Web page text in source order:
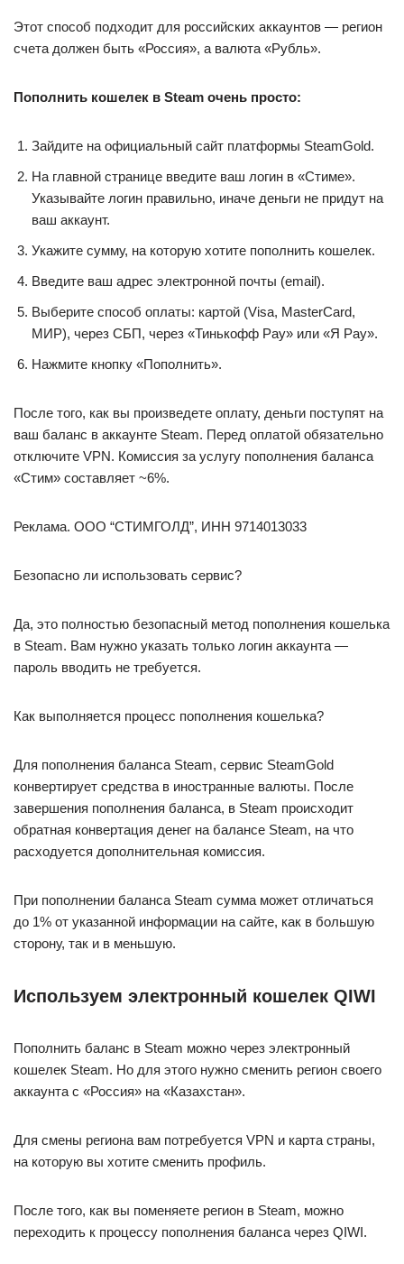
Этот способ подходит для российских аккаунтов — регион
счета должен быть «Россия», а валюта «Рубль».
Пополнить кошелек в Steam очень просто:
Зайдите на официальный сайт платформы SteamGold.
На главной странице введите ваш логин в «Стиме».
Указывайте логин правильно, иначе деньги не придут на
ваш аккаунт.
Укажите сумму, на которую хотите пополнить кошелек.
Введите ваш адрес электронной почты (email).
Выберите способ оплаты: картой (Visa, MasterCard,
МИР), через СБП, через «Тинькофф Pay» или «Я Pay».
Нажмите кнопку «Пополнить».
После того, как вы произведете оплату, деньги поступят на
ваш баланс в аккаунте Steam. Перед оплатой обязательно
отключите VPN. Комиссия за услугу пополнения баланса
«Стим» составляет ~6%.
Реклама. ООО “СТИМГОЛД”, ИНН 9714013033
Безопасно ли использовать сервис?
Да, это полностью безопасный метод пополнения кошелька
в Steam. Вам нужно указать только логин аккаунта —
пароль вводить не требуется.
Как выполняется процесс пополнения кошелька?
Для пополнения баланса Steam, сервис SteamGold
конвертирует средства в иностранные валюты. После
завершения пополнения баланса, в Steam происходит
обратная конвертация денег на балансе Steam, на что
расходуется дополнительная комиссия.
При пополнении баланса Steam сумма может отличаться
до 1% от указанной информации на сайте, как в большую
сторону, так и в меньшую.
Используем электронный кошелек QIWI
Пополнить баланс в Steam можно через электронный
кошелек Steam. Но для этого нужно сменить регион своего
аккаунта с «Россия» на «Казахстан».
Для смены региона вам потребуется VPN и карта страны,
на которую вы хотите сменить профиль.
После того, как вы поменяете регион в Steam, можно
переходить к процессу пополнения баланса через QIWI.